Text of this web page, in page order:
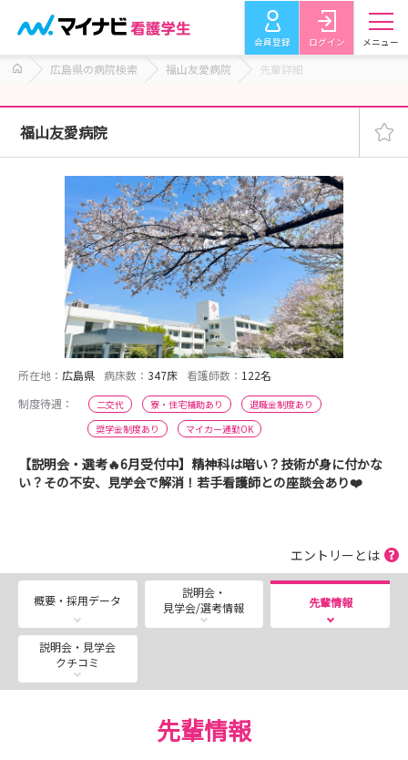
会員登録 ログイン メニュー
広島県の病院検索 福山友愛病院 先輩詳細
福山友愛病院
所在地： 広島県 病床数： 347床 看護師数： 122名
制度待遇：
二交代 寮・住宅補助あり
退職金制度あり
奨学金制度あり
マイカー通勤OK
【説明会・選考🔥6月受付中】精神科は暗い？技術が身に付かな
い？その不安、見学会で解消！若手看護師との座談会あり❤️
エントリーとは
概要・採用データ
説明会・
見学会/選考情報
先輩情報
説明会・見学会
クチコミ
先輩情報